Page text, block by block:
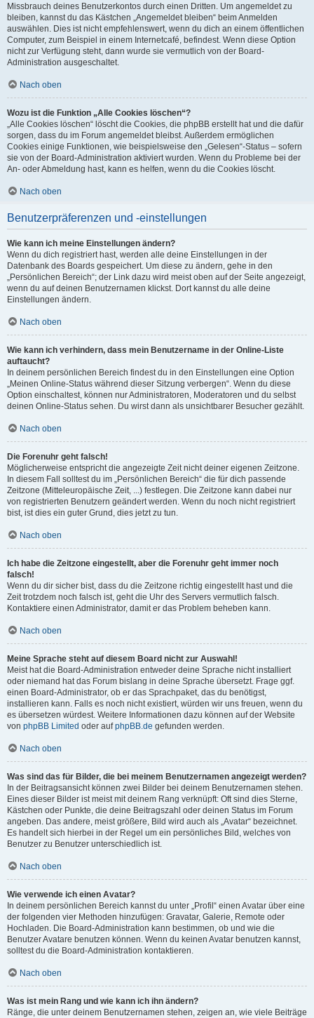
Missbrauch deines Benutzerkontos durch einen Dritten. Um angemeldet zu
bleiben, kannst du das Kästchen „Angemeldet bleiben“ beim Anmelden
auswählen. Dies ist nicht empfehlenswert, wenn du dich an einem öffentlichen
Computer, zum Beispiel in einem Internetcafé, befindest. Wenn diese Option
nicht zur Verfügung steht, dann wurde sie vermutlich von der Board-
Administration ausgeschaltet.
Nach oben
Wozu ist die Funktion „Alle Cookies löschen“?
„Alle Cookies löschen“ löscht die Cookies, die phpBB erstellt hat und die dafür
sorgen, dass du im Forum angemeldet bleibst. Außerdem ermöglichen
Cookies einige Funktionen, wie beispielsweise den „Gelesen“-Status – sofern
sie von der Board-Administration aktiviert wurden. Wenn du Probleme bei der
An- oder Abmeldung hast, kann es helfen, wenn du die Cookies löscht.
Nach oben
Benutzerpräferenzen und -einstellungen
Wie kann ich meine Einstellungen ändern?
Wenn du dich registriert hast, werden alle deine Einstellungen in der
Datenbank des Boards gespeichert. Um diese zu ändern, gehe in den
„Persönlichen Bereich“; der Link dazu wird meist oben auf der Seite angezeigt,
wenn du auf deinen Benutzernamen klickst. Dort kannst du alle deine
Einstellungen ändern.
Nach oben
Wie kann ich verhindern, dass mein Benutzername in der Online-Liste
auftaucht?
In deinem persönlichen Bereich findest du in den Einstellungen eine Option
„Meinen Online-Status während dieser Sitzung verbergen“. Wenn du diese
Option einschaltest, können nur Administratoren, Moderatoren und du selbst
deinen Online-Status sehen. Du wirst dann als unsichtbarer Besucher gezählt.
Nach oben
Die Forenuhr geht falsch!
Möglicherweise entspricht die angezeigte Zeit nicht deiner eigenen Zeitzone.
In diesem Fall solltest du im „Persönlichen Bereich“ die für dich passende
Zeitzone (Mitteleuropäische Zeit, ...) festlegen. Die Zeitzone kann dabei nur
von registrierten Benutzern geändert werden. Wenn du noch nicht registriert
bist, ist dies ein guter Grund, dies jetzt zu tun.
Nach oben
Ich habe die Zeitzone eingestellt, aber die Forenuhr geht immer noch
falsch!
Wenn du dir sicher bist, dass du die Zeitzone richtig eingestellt hast und die
Zeit trotzdem noch falsch ist, geht die Uhr des Servers vermutlich falsch.
Kontaktiere einen Administrator, damit er das Problem beheben kann.
Nach oben
Meine Sprache steht auf diesem Board nicht zur Auswahl!
Meist hat die Board-Administration entweder deine Sprache nicht installiert
oder niemand hat das Forum bislang in deine Sprache übersetzt. Frage ggf.
einen Board-Administrator, ob er das Sprachpaket, das du benötigst,
installieren kann. Falls es noch nicht existiert, würden wir uns freuen, wenn du
es übersetzen würdest. Weitere Informationen dazu können auf der Website
von phpBB Limited oder aufphpBB.de gefunden werden.
Nach oben
Was sind das für Bilder, die bei meinem Benutzernamen angezeigt werden?
In der Beitragsansicht können zwei Bilder bei deinem Benutzernamen stehen.
Eines dieser Bilder ist meist mit deinem Rang verknüpft: Oft sind dies Sterne,
Kästchen oder Punkte, die deine Beitragszahl oder deinen Status im Forum
angeben. Das andere, meist größere, Bild wird auch als „Avatar“ bezeichnet.
Es handelt sich hierbei in der Regel um ein persönliches Bild, welches von
Benutzer zu Benutzer unterschiedlich ist.
Nach oben
Wie verwende ich einen Avatar?
In deinem persönlichen Bereich kannst du unter „Profil“ einen Avatar über eine
der folgenden vier Methoden hinzufügen: Gravatar, Galerie, Remote oder
Hochladen. Die Board-Administration kann bestimmen, ob und wie die
Benutzer Avatare benutzen können. Wenn du keinen Avatar benutzen kannst,
solltest du die Board-Administration kontaktieren.
Nach oben
Was ist mein Rang und wie kann ich ihn ändern?
Ränge, die unter deinem Benutzernamen stehen, zeigen an, wie viele Beiträge